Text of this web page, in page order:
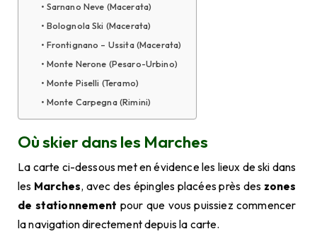
Sarnano Neve (Macerata)
Bolognola Ski (Macerata)
Frontignano – Ussita (Macerata)
Monte Nerone (Pesaro-Urbino)
Monte Piselli (Teramo)
Monte Carpegna (Rimini)
Où skier dans les Marches
La carte ci-dessous met en évidence les lieux de ski dans
les Marches, avec des épingles placées près des zones
de stationnement pour que vous puissiez commencer
la navigation directement depuis la carte.